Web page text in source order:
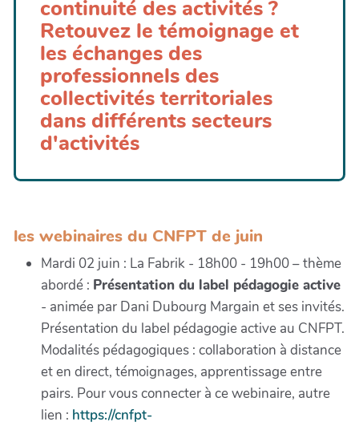
continuité des activités ?
Retouvez le témoignage et
les échanges des
professionnels des
collectivités territoriales
dans différents secteurs
d'activités
les webinaires du CNFPT de juin
Mardi 02 juin : La Fabrik - 18h00 - 19h00 – thème
abordé : Présentation du label pédagogie active
- animée par Dani Dubourg Margain et ses invités.
Présentation du label pédagogie active au CNFPT.
Modalités pédagogiques : collaboration à distance
et en direct, témoignages, apprentissage entre
pairs. Pour vous connecter à ce webinaire, autre
lien : https://cnfpt-